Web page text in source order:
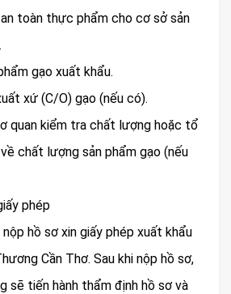
toàn thực phẩm cho cơ sở sản
gạo xuất khẩu.
xứ (C/O) gạo (nếu có).
quan kiểm tra chất lượng hoặc tổ
chất lượng sản phẩm gạo (nếu
phép
nộp hồ sơ xin giấy phép xuất khẩu
Cần Thơ. Sau khi nộp hồ sơ,
sẽ tiến hành thẩm định hồ sơ và